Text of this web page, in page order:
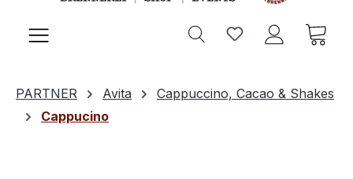
PARTNER Avita
Cappuccino, Cacao & Shakes
Cappucino